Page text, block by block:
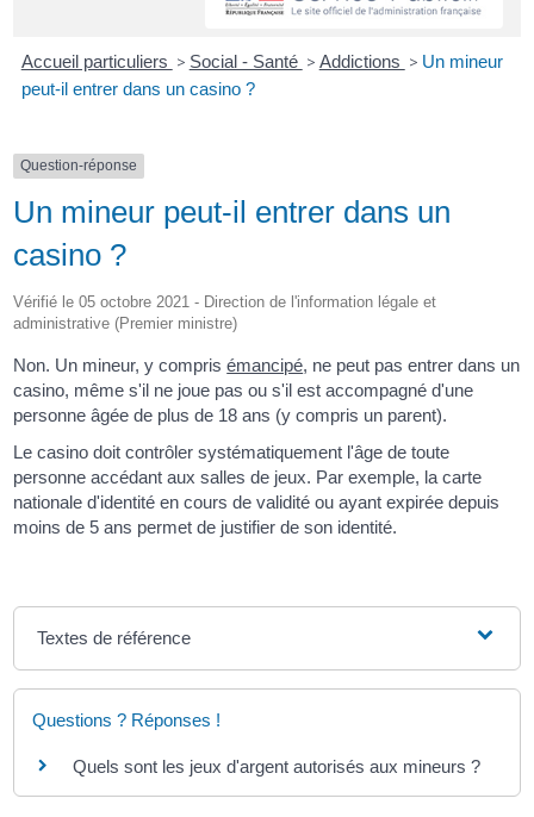
Accueil particuliers > Social - Santé > Addictions > Un mineur
peut-il entrer dans un casino ?
Question-réponse
Un mineur peut-il entrer dans un
casino ?
Vérifié le 05 octobre 2021 - Direction de l'information légale et
administrative (Premier ministre)
Non. Un mineur, y comprisémancipé, ne peut pas entrer dans un
casino, même s'il ne joue pas ou s'il est accompagné d'une
personne âgée de plus de 18 ans (y compris un parent).
Le casino doit contrôler systématiquement l'âge de toute
personne accédant aux salles de jeux. Par exemple, la carte
nationale d'identité en cours de validité ou ayant expirée depuis
moins de 5 ans permet de justifier de son identité.
Textes de référence
Questions ? Réponses !
Quels sont les jeux d'argent autorisés aux mineurs ?